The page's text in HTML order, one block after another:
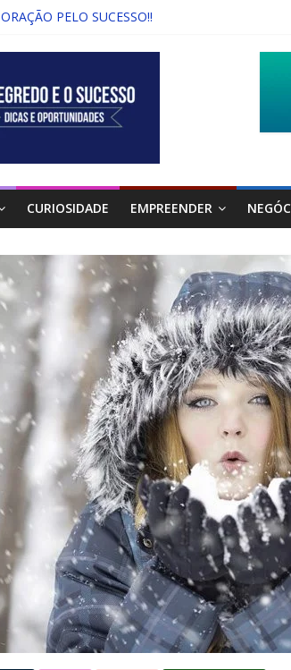
ORAÇÃO PELO SUCESSO!!
COMO DESENVOLVER A FORÇA DA CRENÇA
O QUE É ASSINATURA DIGITAL COM VALIDADE
COMO APROVEITAR A ONDA DOS NEGÓCIOS
CURIOSIDADE EMPREENDER